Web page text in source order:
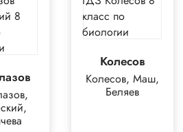
Колесов
Колесов, Маш,
Беляев